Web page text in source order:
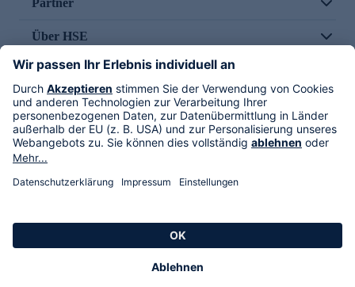
Partner
Über HSE
Im TV
HSE International